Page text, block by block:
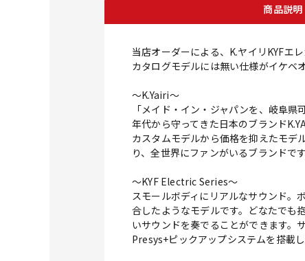
商品説明
当店オーダーによる、K.ヤイリKYFエレ
カタログモデルには無い仕様がイケベ
～K.Yairi～
「メイド・イン・ジャパンを、岐阜
年代から守ってきた日本のブランド
カスタムモデルから価格を抑えたモデ
り、全世界にファンがいるブランドです
～KYF Electric Series～
スモールボディにリアルなサウンド。
合したようなモデルです。どなたでも
いサウンドを奏でることができます。
Presys+ピックアップシステムを搭載